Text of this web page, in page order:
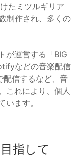
たミツルギリア
制作され、多くの
が運営する「BIG
などの音楽配信
配信するなど、音
これにより、個人
います。
指して